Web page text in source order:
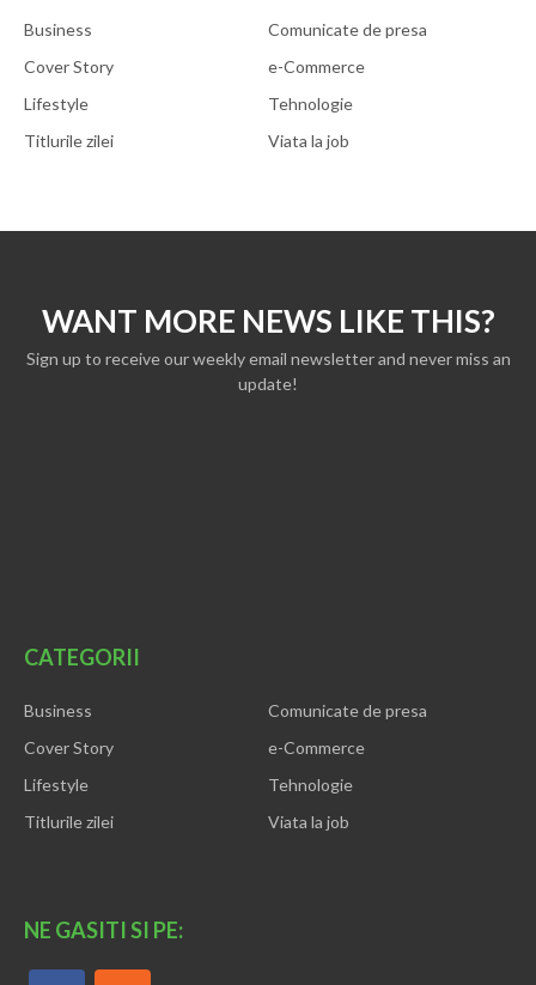
Business
Comunicate de presa
Cover Story
e-Commerce
Lifestyle
Tehnologie
Titlurile zilei
Viata la job
WANT MORE NEWS LIKE THIS?
Sign up to receive our weekly email newsletter and never miss an
update!
CATEGORII
Business
Comunicate de presa
Cover Story
e-Commerce
Lifestyle
Tehnologie
Titlurile zilei
Viata la job
NE GASITI SI PE: